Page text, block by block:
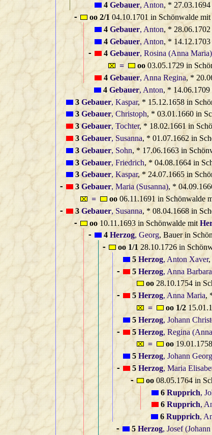
4 Gebauer, Anton, *
- oo 2/1 04.10.1701 in Schönwalde mit
4 Gebauer, Anton, *
4 Gebauer, Anton, *
- 4 Gebauer, Rosina (Anna Maria)
=
oo03.05.1729 in
4 Gebauer, Anna Regina, *
4 Gebauer, Anton, *
3 Gebauer, Kaspar, * 15.12.1658 in
3 Gebauer, Christoph, * 03.01.1660 in
3 Gebauer, Tochter, * 18.02.1661 in
3 Gebauer, Susanna, * 01.07.1662 in
3 Gebauer, Sohn, * 17.06.1663 in
3 Gebauer, Friedrich, * 04.08.1664 in
3 Gebauer, Kaspar, * 24.07.1665 in
- 3 Gebauer, Maria (Susanna), *
=
oo06.11.1691 in Schönwalde
- 3 Gebauer, Susanna, * 08.04.1668 in
- oo10.11.1693 in Schönwalde mit
- 4 Herzog, Georg, Bauer in
- oo 1/1 28.10.1726 in
5 Herzog, Anton Xaver,
- 5 Herzog, Anna Barbara
oo 28.10.1754 in
- 5 Herzog, Anna Maria,
=
oo 1/2
5 Herzog, Johann
- 5 Herzog, Regina
=
oo
5 Herzog, Johann Georg
- 5 Herzog, Maria
- oo 08.05.1764 in
6 Rupprich,
6 Rupprich,
6 Rupprich,
- 5 Herzog, Josef